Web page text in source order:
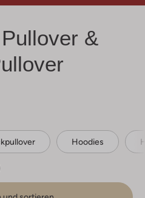
&
Hoodies